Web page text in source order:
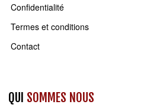
Confidentialité
Termes et conditions
Contact
QUI SOMMES NOUS